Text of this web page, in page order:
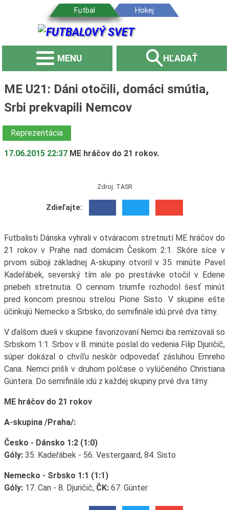
MENU HĽADAŤ
ME U21: Dáni otočili, domáci smútia,
Srbi prekvapili Nemcov
Reprezentácia
17.06.2015 22:37 ME hráčov do 21 rokov.
Zdroj: TASR
Zdieľajte:
Futbalisti Dánska vyhrali v otváracom stretnutí ME hráčov do
21 rokov v Prahe nad domácim Českom 2:1. Skóre síce v
prvom súboji základnej A-skupiny otvoril v 35. minúte Pavel
Kadeřábek, severský tím ale po prestávke otočil v Edene
priebeh stretnutia. O cennom triumfe rozhodol šesť minút
pred koncom presnou strelou Pione Sisto. V skupine ešte
účinkujú Nemecko a Srbsko, do semifinále idú prvé dva tímy.
V ďalšom dueli v skupine favorizovaní Nemci iba remizovali so
Srbskom 1:1. Srbov v 8. minúte poslal do vedenia Filip Djuričič,
súper dokázal o chvíľu neskôr odpovedať zásluhou Emreho
Cana. Nemci prišli v druhom polčase o vylúčeného Christiana
Güntera. Do semifinále idú z každej skupiny prvé dva tímy.
ME hráčov do 21 rokov
A-skupina /Praha/:
Česko - Dánsko 1:2 (1:0)
Góly:35. Kadeřábek - 56. Vestergaard, 84. Sisto
Nemecko - Srbsko 1:1 (1:1)
Góly:17. Can - 8. Djuričič, ČK:67. Günter